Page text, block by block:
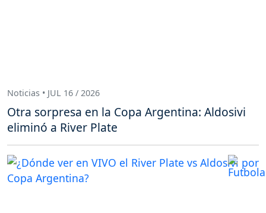
Noticias • JUL 16 / 2026
Otra sorpresa en la Copa Argentina: Aldosivi
eliminó a River Plate